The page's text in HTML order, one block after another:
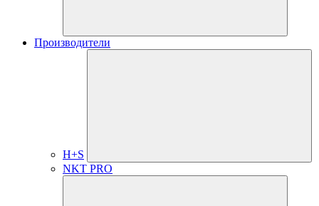
Производители
H+S
NKT PRO